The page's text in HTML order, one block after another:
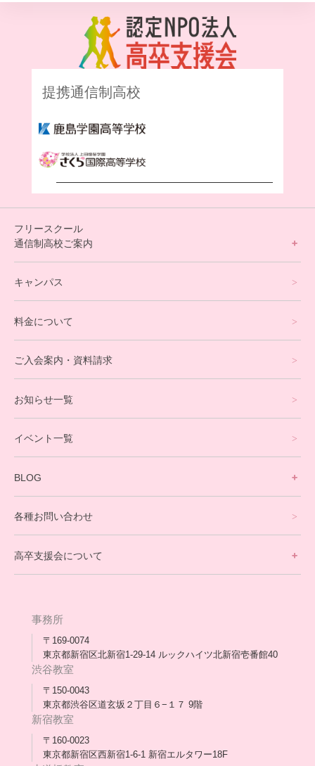
提携通信制高校
フリースクール
通信制高校ご案内
オンラインコース
eスポーツコース
就労支援コース
英会話・海外留学コース
寮生活サポート
卒業生の今
アウトリーチ支援
[家庭訪問カウンセリング]
キャンパス
料金について
ご入会案内・資料請求
お知らせ一覧
イベント一覧
BLOG
保護者交流だより一覧
会長コラム一覧
各種お問い合わせ
高卒支援会について
メディア出演
スタッフ紹介
合格・進路実績
協力団体
事務所
〒169-0074
東京都新宿区北新宿1-29-14 ルックハイツ北新宿壱番館40
渋谷教室
〒150-0043
東京都渋谷区道玄坂２丁目６−１７ 9階
新宿教室
〒160-0023
東京都新宿区西新宿1-6-1 新宿エルタワー18F